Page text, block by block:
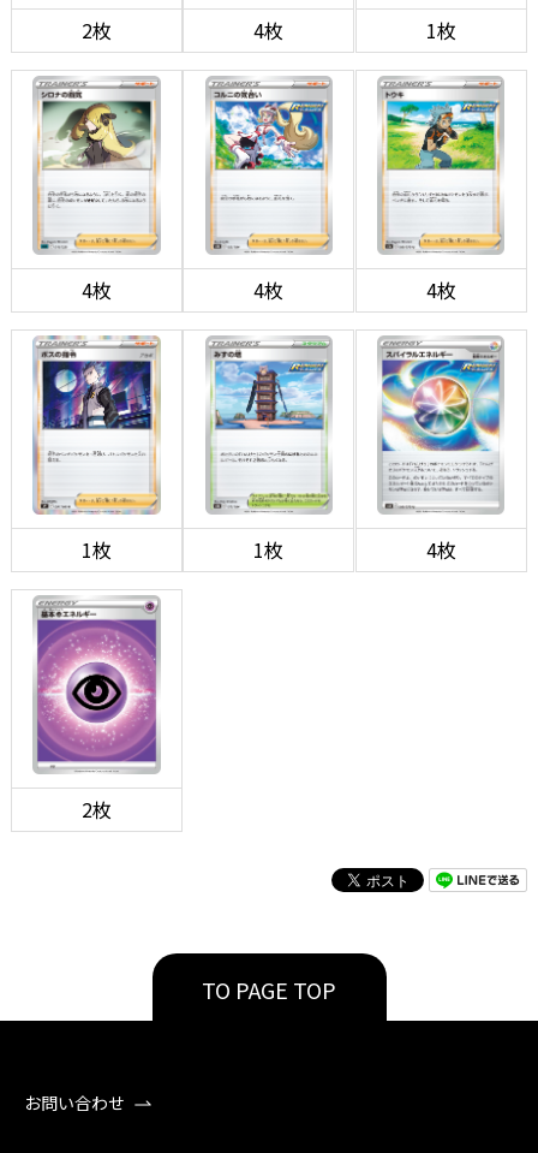
2枚 4枚 1枚
4枚 4枚 4枚
1枚 1枚 4枚
2枚
TO PAGE TOP
お問い合わせ